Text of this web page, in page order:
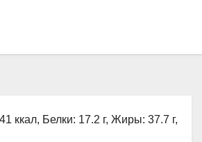
ккал, Белки: 17.2 г, Жиры: 37.7 г,